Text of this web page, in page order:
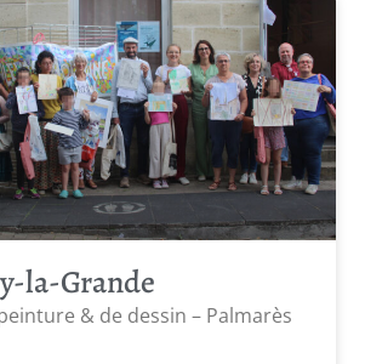
la-Grande
& de dessin – Palmarès